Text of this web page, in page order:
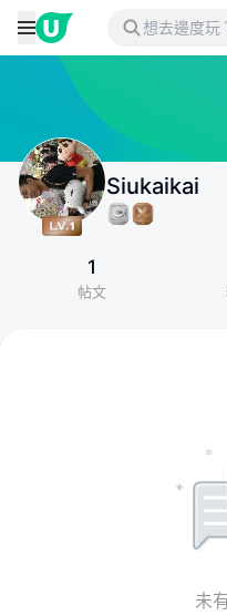
Siukaikai
1
帖文
未